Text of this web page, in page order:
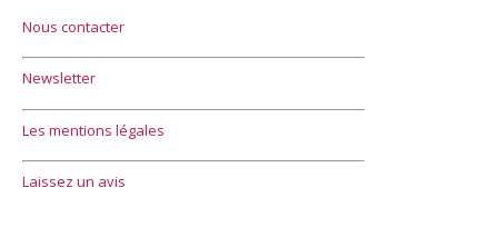
Nous contacter
Newsletter
Les mentions légales
Laissez un avis